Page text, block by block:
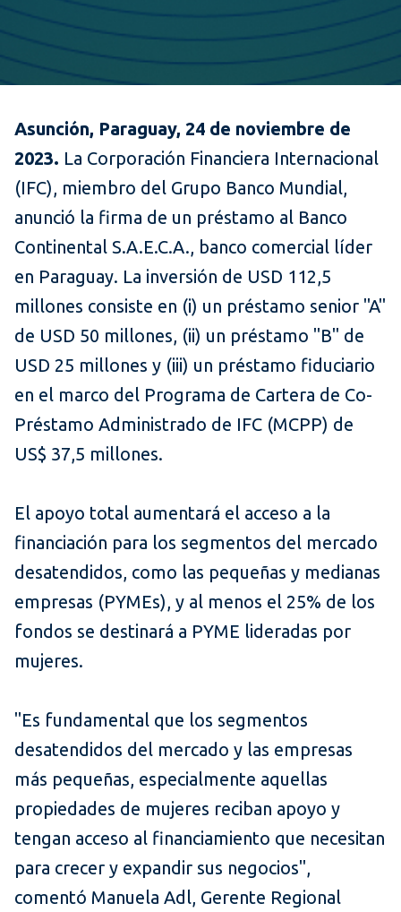
Asunción, Paraguay, 24 de noviembre de
2023. La Corporación Financiera Internacional
(IFC), miembro del Grupo Banco Mundial,
anunció la firma de un préstamo al Banco
Continental S.A.E.C.A., banco comercial líder
en Paraguay. La inversión de USD 112,5
millones consiste en (i) un préstamo senior "A"
de USD 50 millones, (ii) un préstamo "B" de
USD 25 millones y (iii) un préstamo fiduciario
en el marco del Programa de Cartera de Co-
Préstamo Administrado de IFC (MCPP) de
US$ 37,5 millones.
El apoyo total aumentará el acceso a la
financiación para los segmentos del mercado
desatendidos, como las pequeñas y medianas
empresas (PYMEs), y al menos el 25% de los
fondos se destinará a PYME lideradas por
mujeres.
"Es fundamental que los segmentos
desatendidos del mercado y las empresas
más pequeñas, especialmente aquellas
propiedades de mujeres reciban apoyo y
tengan acceso al financiamiento que necesitan
para crecer y expandir sus negocios",
comentó Manuela Adl, Gerente Regional